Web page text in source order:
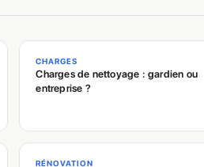
CHARGES
Charges de nettoyage : gardien ou
entreprise ?
RÉNOVATION